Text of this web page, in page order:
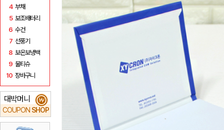
4 부채
5 보조배터리
6 수건
7 선풍기
8 보온보냉백
9 물티슈
10 장바구니
대박머니
COUPON SHOP
₩